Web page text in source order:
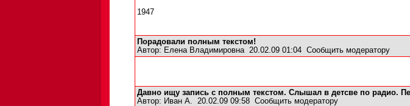
1947
Порадовали полным текстом!
Автор: Елена Владимировна20.02.09 01:04 Сообщить модератору
Давно ищу запись с полным текстом. Слышал в детсве по радио.
Автор: Иван А. 20.02.09 09:58 Сообщить модератору